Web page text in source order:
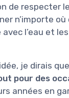
de respecter
n’importe
l’eau et
je dirais que
pour des
années en